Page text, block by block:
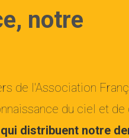
notre
de l'Association
du ciel et de
distribuent notre